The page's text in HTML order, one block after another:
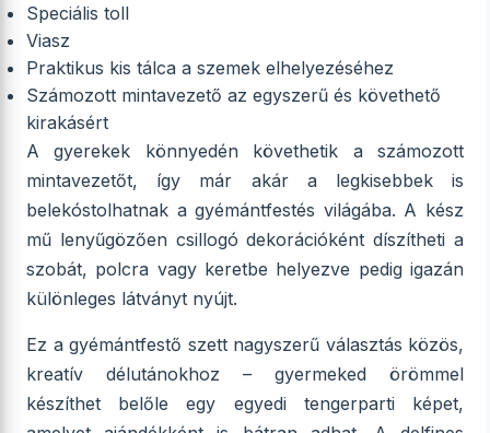
Speciális toll
Viasz
Praktikus kis tálca a szemek elhelyezéséhez
Számozott mintavezető az egyszerű és követhető
kirakásért
A gyerekek könnyedén követhetik a számozott
mintavezetőt, így már akár a legkisebbek is
belekóstolhatnak a gyémántfestés világába. A kész
mű lenyűgözően csillogó dekorációként díszítheti a
szobát, polcra vagy keretbe helyezve pedig igazán
különleges látványt nyújt.
Ez a gyémántfestő szett nagyszerű választás közös,
kreatív délutánokhoz – gyermeked örömmel
készíthet belőle egy egyedi tengerparti képet,